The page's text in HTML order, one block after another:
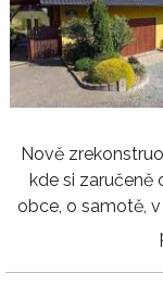
Nově
kde si zaručeně
obce, o samotě,